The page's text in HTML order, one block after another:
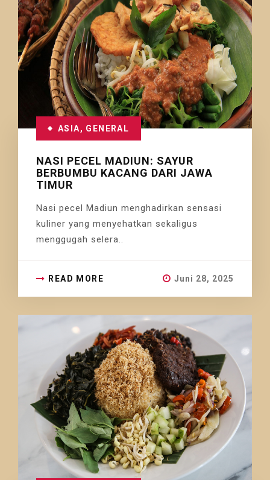
ASIA, GENERAL
NASI PECEL MADIUN: SAYUR
BERBUMBU KACANG DARI JAWA
TIMUR
Nasi pecel Madiun menghadirkan sensasi
kuliner yang menyehatkan sekaligus
menggugah selera..
READ MORE Juni 28, 2025